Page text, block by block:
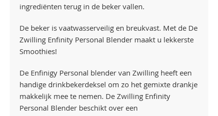
ingrediënten terug in de beker vallen.
De beker is vaatwasserveilig en breukvast. Met de De
Zwilling Enfinity Personal Blender maakt u lekkerste
Smoothies!
De Enfinigy Personal blender van Zwilling heeft een
handige drinkbekerdeksel om zo het gemixte drankje
makkelijk mee te nemen. De Zwilling Enfinity
Personal Blender beschikt over een